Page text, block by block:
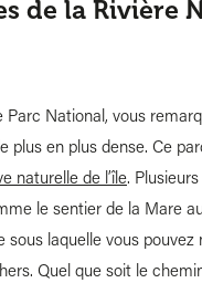
de la Rivière
Parc National, vous
plus en plus dense. Ce
naturelle de l’île.
le sentier de la Mare
sous laquelle vous pouvez
Quel que soit le